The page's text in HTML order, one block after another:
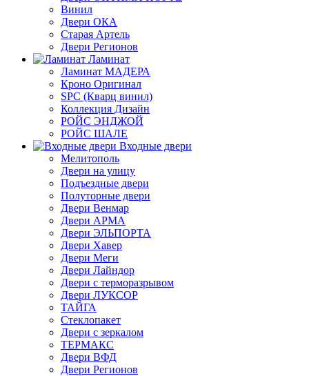
Винил
Двери ОКА
Старая Артель
Двери Регионов
Ламинат
Ламинат МАДЕРА
Кроно Оригинал
SPC (Кварц винил)
Коллекция Дизайн
РОЙС ЭНДЖОЙ
РОЙС ШАЛЕ
Входные двери
Мелитополь
Двери на улицу
Подъездные двери
Полуторные двери
Двери Венмар
Двери АРМА
Двери ЭЛЬПОРТА
Двери Хавер
Двери Меги
Двери Лайндор
Двери с терморазрывом
Двери ЛУКСОР
ТАЙГА
Стеклопакет
Двери с зеркалом
ТЕРМАКС
Двери ВФД
Двери Регионов